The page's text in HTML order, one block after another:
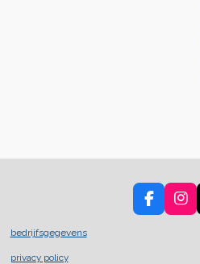
F
a
I
n
bedrijfsgegevens
privacy policy